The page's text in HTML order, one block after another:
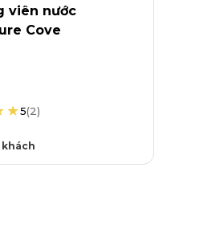
viên nước
Cove
5(2)
khách